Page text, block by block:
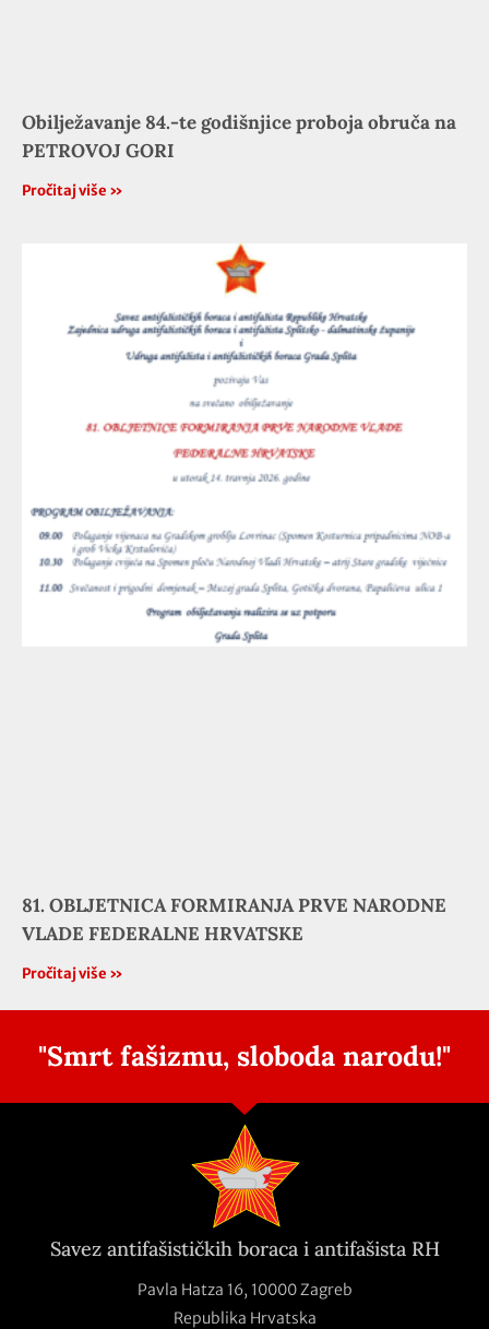
Obilježavanje 84.-te godišnjice proboja obruča na
PETROVOJ GORI
Pročitaj više »
81. OBLJETNICA FORMIRANJA PRVE NARODNE
VLADE FEDERALNE HRVATSKE
Pročitaj više »
"Smrt fašizmu, sloboda narodu!"
Savez antifašističkih boraca i antifašista RH
Pavla Hatza 16, 10000 Zagreb
Republika Hrvatska